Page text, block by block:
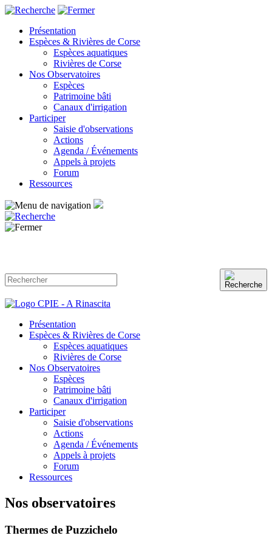
Présentation
Espèces & Rivières de Corse
Espèces aquatiques
Rivières de Corse
Nos Observatoires
Espèces
Patrimoine bâti
Canaux d'irrigation
Participer
Saisie d'observations
Actions
Agenda / Événements
Appels à projets
Forum
Ressources
Présentation
Espèces & Rivières de Corse
Espèces aquatiques
Rivières de Corse
Nos Observatoires
Espèces
Patrimoine bâti
Canaux d'irrigation
Participer
Saisie d'observations
Actions
Agenda / Événements
Appels à projets
Forum
Ressources
Nos observatoires
Thermes de Puzzichelo
Panneau de gestion des cookies